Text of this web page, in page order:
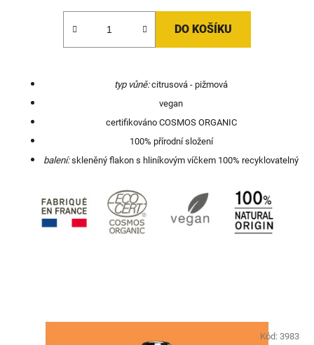
DO KOŠÍKU
typ vůně:citrusová - pižmová
vegan
certifikováno COSMOS ORGANIC
100% přírodní složení
balení:skleněný flakon s hliníkovým víčkem 100% recyklovatelný
Kód: 3983